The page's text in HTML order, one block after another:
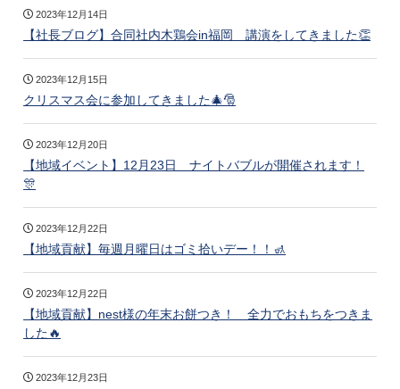
2023年12月14日
【社長ブログ】合同社内木鶏会in福岡 講演をしてきました👏
2023年12月15日
クリスマス会に参加してきました🎄🎅
2023年12月20日
【地域イベント】12月23日 ナイトバブルが開催されます！
🎊
2023年12月22日
【地域貢献】毎週月曜日はゴミ拾いデー！！🚮
2023年12月22日
【地域貢献】nest様の年末お餅つき！ 全力でおもちをつきま
した🔥
2023年12月23日